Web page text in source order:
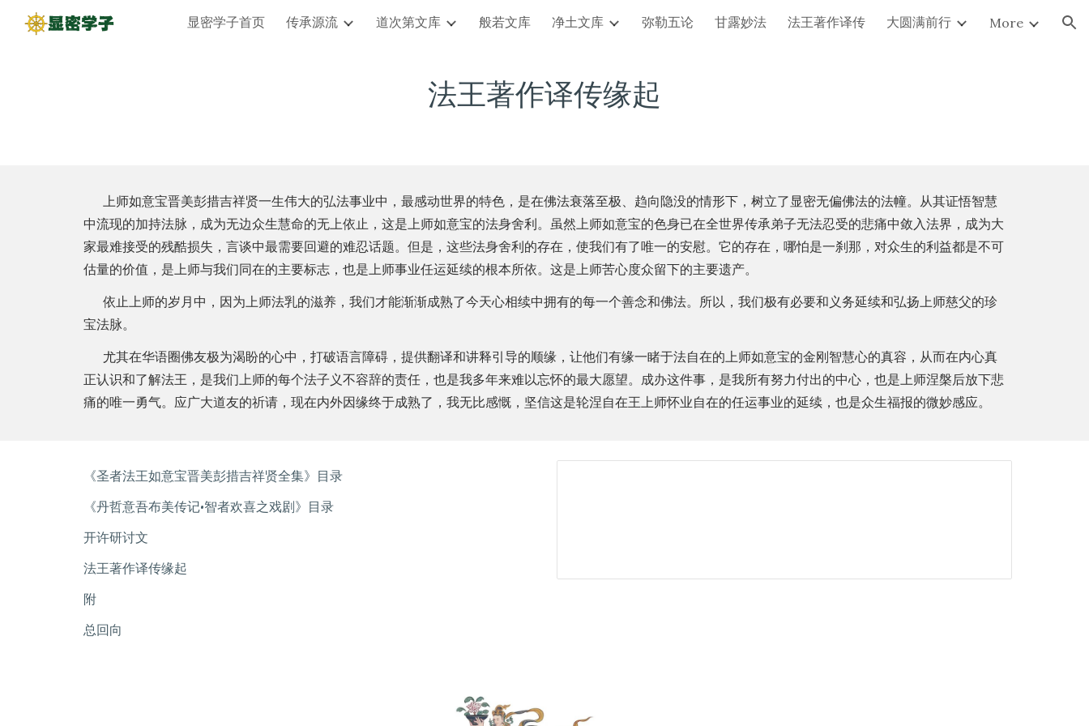
Skip to main content Skip to navigation
显密学子首页 传承源流 道次第文库 般若文库 净土文库 弥勒五论 甘露妙法 法王著作译传 大圆满前行 More
法王著作译传缘起
上师如意宝晋美彭措吉祥贤一生伟大的弘法事业中，最感动世界的特色，是在佛法衰落至极、趋向隐没的情形下，树立了显密无偏佛法的法幢。从其证悟智慧
中流现的加持法脉，成为无边众生慧命的无上依止，这是上师如意宝的法身舍利。虽然上师如意宝的色身已在全世界传承弟子无法忍受的悲痛中敛入法界，成为大
家最难接受的残酷损失，言谈中最需要回避的难忍话题。但是，这些法身舍利的存在，使我们有了唯一的安慰。它的存在，哪怕是一刹那，对众生的利益都是不可
估量的价值，是上师与我们同在的主要标志，也是上师事业任运延续的根本所依。这是上师苦心度众留下的主要遗产。
依止上师的岁月中，因为上师法乳的滋养，我们才能渐渐成熟了今天心相续中拥有的每一个善念和佛法。所以，我们极有必要和义务延续和弘扬上师慈父的珍
宝法脉。
尤其在华语圈佛友极为渴盼的心中，打破语言障碍，提供翻译和讲释引导的顺缘，让他们有缘一睹于法自在的上师如意宝的金刚智慧心的真容，从而在内心真
正认识和了解法王，是我们上师的每个法子义不容辞的责任，也是我多年来难以忘怀的最大愿望。成办这件事，是我所有努力付出的中心，也是上师涅槃后放下悲
痛的唯一勇气。应广大道友的祈请，现在内外因缘终于成熟了，我无比感慨，坚信这是轮涅自在王上师怀业自在的任运事业的延续，也是众生福报的微妙感应。
《圣者法王如意宝晋美彭措吉祥贤全集》目录
《丹哲意吾布美传记•智者欢喜之戏剧》目录
开许研讨文
法王著作译传缘起
附
总回向